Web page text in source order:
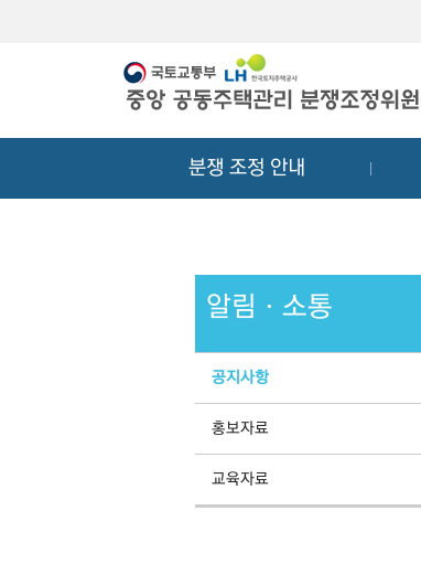
분쟁 조정 안내
알림ㆍ소통
공지사항
홍보자료
교육자료